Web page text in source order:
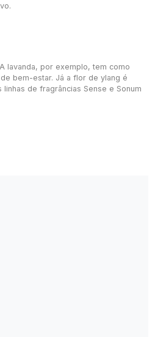
lavanda, por exemplo, tem como
bem-estar. Já a flor de ylang é
de fragrâncias Sense e Sonum